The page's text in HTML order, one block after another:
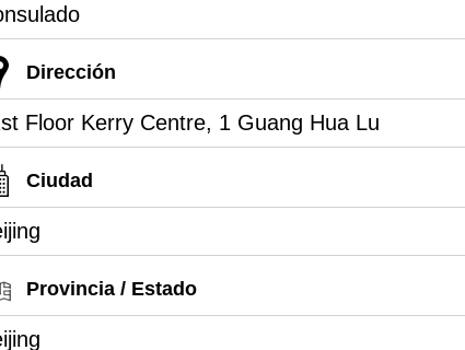
Dirección
Floor Kerry Centre, 1 Guang Hua Lu
Ciudad
Provincia / Estado